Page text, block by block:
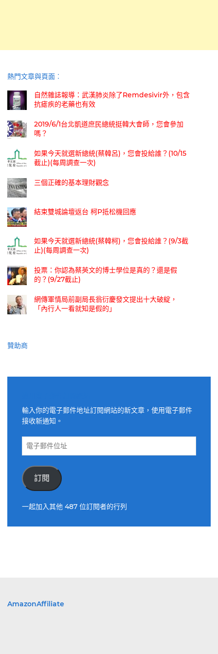
熱門文章與頁面︰
自然雜誌報導：武漢肺炎除了Remdesivir外，包含
抗瘧疾的老藥也有效
2019/6/1台北凱道庶民總統挺韓大會師，您會參加
嗎？
如果今天就選新總統(蔡韓呂)，您會投給誰？(10/15
截止)(每周調查一次)
三個正確的基本理財觀念
結束雙城論壇返台 柯P抵松機回應
如果今天就選新總統(蔡韓柯)，您會投給誰？(9/3截
止)(每周調查一次)
投票：你認為蔡英文的博士學位是真的？還是假
的？(9/27截止)
網傳軍情局前副局長翁衍慶發文提出十大破綻，
「內行人一看就知是假的」
贊助商
輸入你的電子郵件地址訂閱網站的新文章，使用電子郵件
接收新通知。
電
件
位
訂閱
一起加入其他 487 位訂閱者的行列
AmazonAffiliate